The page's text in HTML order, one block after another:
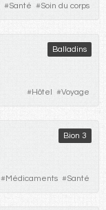
#Santé #Soin du corps
Balladins
#Hôtel #Voyage
Bion 3
#Médicaments #Santé